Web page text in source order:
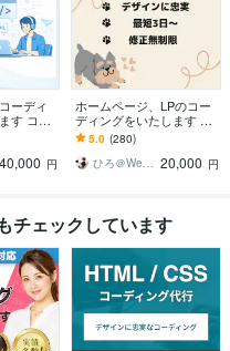
ーディ
す コー
合格！
ご提供
40,000 円
ホームページ、LPのコー
ディングをいたします レ
スポンシブ対応可能！素
早く丁寧にコーディング
いたします！
5.0 (280)
ひろ＠Webコーダー 20,000 円
チェックしています